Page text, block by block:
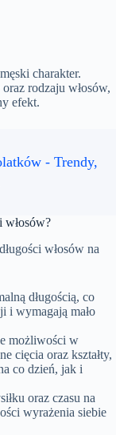
charakter.
rodzaju włosów,
efekt.
- Trendy,
włosów?
włosów na
długością, co
i wymagają mało
możliwości w
cięcia oraz kształty,
co dzień, jak i
oraz czasu na
wyrażenia siebie